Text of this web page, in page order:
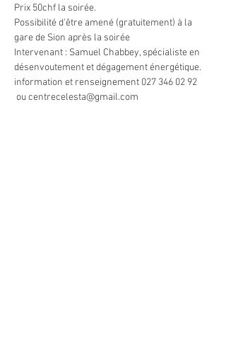
Prix 50chf la soirée.
Possibilité d'être amené (gratuitement) à la
gare de Sion après la soirée
Intervenant : Samuel Chabbey, spécialiste en
désenvoutement et dégagement énergétique.
information et renseignement 027 346 02 92
ou centrecelesta@gmail.com